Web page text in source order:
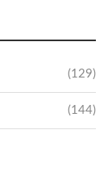
(129)
(144)